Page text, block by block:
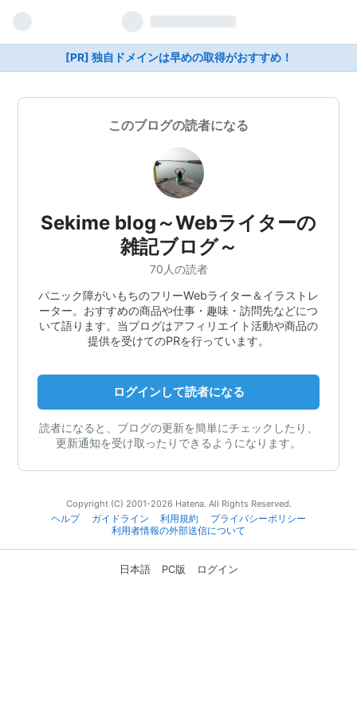
[PR] 独自ドメインは早めの取得がおすすめ！
このブログの読者になる
Sekime blog～Webライターの
雑記ブログ～
70人の読者
パニック障がいもちのフリーWebライター＆イラストレ
ーター。おすすめの商品や仕事・趣味・訪問先などにつ
いて語ります。当ブログはアフィリエイト活動や商品の
提供を受けてのPRを行っています。
ログインして読者になる
読者になると、ブログの更新を簡単にチェックしたり、
更新通知を受け取ったりできるようになります。
Copyright (C) 2001-2026 Hatena. All Rights Reserved.
ヘルプ
ガイドライン 利用規約
プライバシーポリシー
利用者情報の外部送信について
日本語 PC版 ログイン